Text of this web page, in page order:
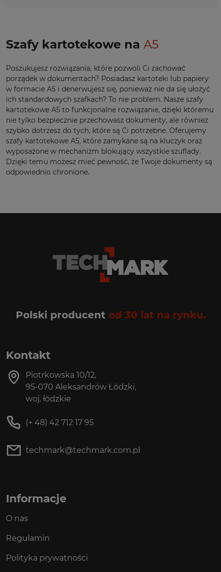
Szafy kartotekowe na A5
Poszukujesz rozwiązania, które pozwoli Ci zachować
porządek w dokumentach? Posiadasz kartoteki lub papiery
w formacie A5 i denerwujesz się, ponieważ nie da się ułożyć
ich standardowych szafkach? To nie problem. Nasze szafy
kartotekowe A5 to funkcjonalne rozwiązanie, dzięki któremu
nie tylko bezpiecznie przechowasz dokumenty, ale również
szybko dotrzesz do tych, które są Ci potrzebne. Oferujemy
szafy kartotekowe A5, które zamykane są na kluczyk oraz
wyposażone w mechanizm blokujący wszystkie szuflady.
Dzięki temu możesz mieć pewność, że Twoje dokumenty są
odpowiednio chronione.
Polski producent od 30 lat na rynku.
Kontakt
Piotrkowska 10/12,
95-070 Aleksandrów Łódzki,
woj. łódzkie
(+ 48) 42 712 17 95
techmark@techmark.com.pl
Informacje
O nas
Regulamin
Polityka prywatności